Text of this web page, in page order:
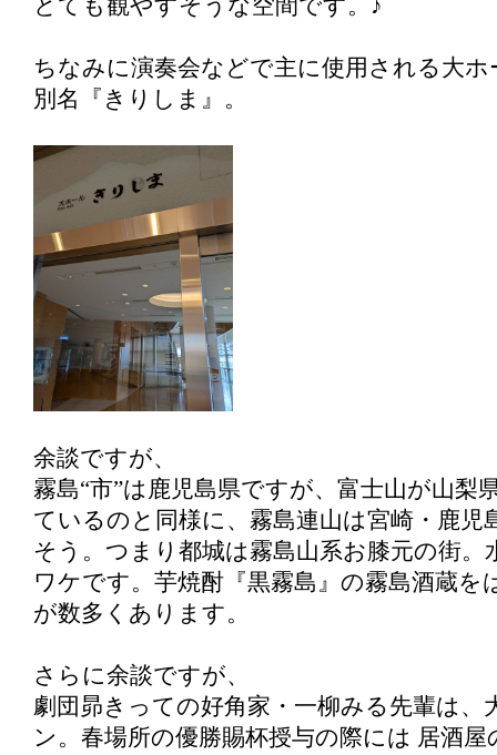
とても観やすそうな空間です。♪
ちなみに演奏会などで主に使用される大
別名『きりしま』。
余談ですが、
霧島“市”は鹿児島県ですが、富士山が山梨
ているのと同様に、霧島連山は宮崎・鹿児
そう。つまり都城は霧島山系お膝元の街。
ワケです。芋焼酎『黒霧島』の霧島酒蔵を
が数多くあります。
さらに余談ですが、
劇団昴きっての好角家・一柳みる先輩は、
ン。春場所の優勝賜杯授与の際には 居酒